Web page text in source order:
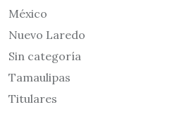
México
Nuevo Laredo
Sin categoría
Tamaulipas
Titulares